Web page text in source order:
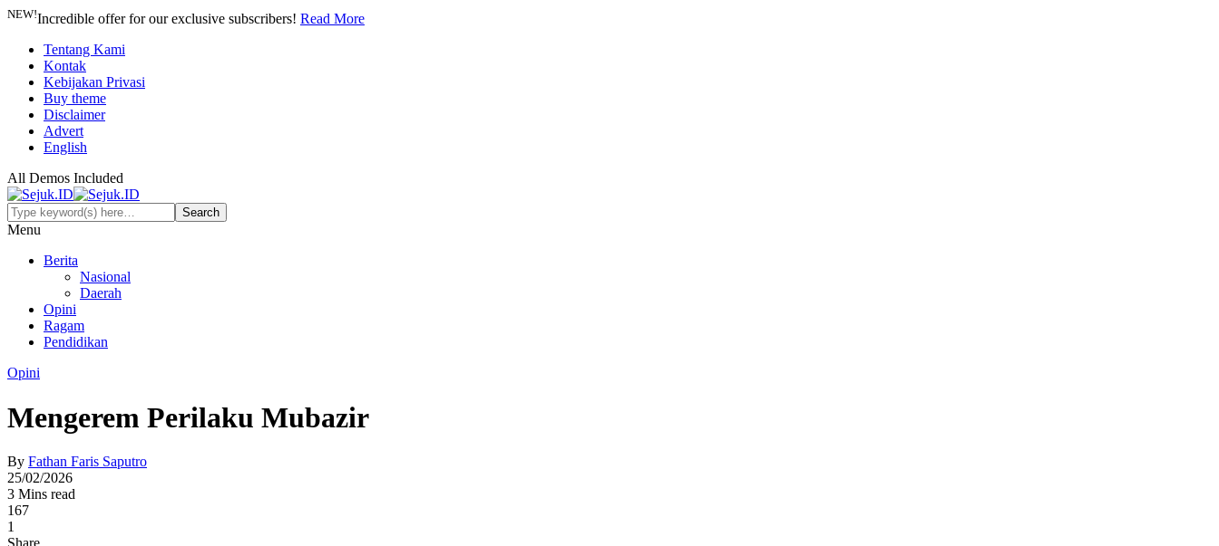
NEW!Incredible offer for our exclusive subscribers! Read More
Tentang Kami
Kontak
Kebijakan Privasi
Buy theme
Disclaimer
Advert
English
All Demos Included
Menu
Berita
Nasional
Daerah
Opini
Ragam
Pendidikan
Opini
Mengerem Perilaku Mubazir
By Fathan Faris Saputro
25/02/2026
3 Mins read
167
1